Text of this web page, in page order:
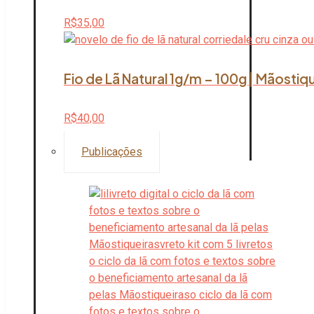
R$35,00
Fio de Lã Natural 1g/m – 100g |
R$40,00
Publicações